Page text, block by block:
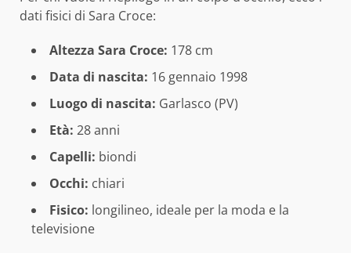
dati fisici di Sara Croce:
Altezza Sara Croce: 178 cm
Data di nascita: 16 gennaio 1998
Luogo di nascita: Garlasco (PV)
Età: 28 anni
Capelli: biondi
Occhi: chiari
Fisico: longilineo, ideale per la moda e la
televisione